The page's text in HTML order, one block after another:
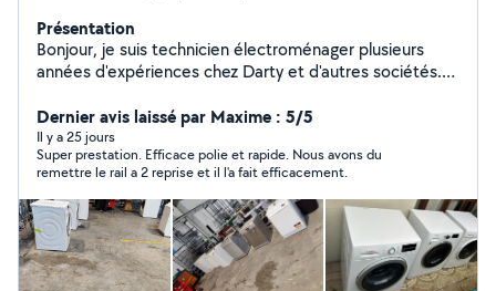
Présentation
Bonjour, je suis technicien électroménager plusieurs
années d'expériences chez Darty et d'autres sociétés.
directement
Dernier avis laissé par Maxime : 5/5
Il y a 25 jours
Super prestation. Efficace polie et rapide. Nous avons du
remettre le rail a 2 reprise et il l'a fait efficacement.